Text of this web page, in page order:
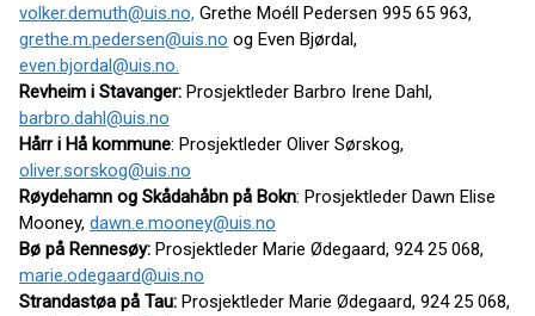
volker.demuth@uis.no, Grethe Moéll Pedersen 995 65 963,
grethe.m.pedersen@uis.no og Even Bjørdal,
even.bjordal@uis.no.
Revheim i Stavanger: Prosjektleder Barbro Irene Dahl,
barbro.dahl@uis.no
Hårr i Hå kommune: Prosjektleder Oliver Sørskog,
oliver.sorskog@uis.no
Røydehamn og Skådahåbn på Bokn: Prosjektleder Dawn Elise
Mooney, dawn.e.mooney@uis.no
Bø på Rennesøy: Prosjektleder Marie Ødegaard, 924 25 068,
marie.odegaard@uis.no
Strandastøa på Tau: Prosjektleder Marie Ødegaard, 924 25 068,